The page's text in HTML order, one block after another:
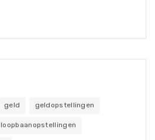
geld geldopstellingen
loopbaanopstellingen